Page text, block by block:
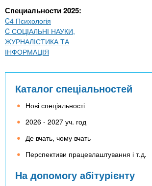
Специальности 2025:
C4 Психологія
C СОЦІАЛЬНІ НАУКИ,
ЖУРНАЛІСТИКА ТА
ІНФОРМАЦІЯ
Каталог спеціальностей
Нові спеціальності
2026 - 2027 уч. год
Де вчать, чому вчать
Перспективи працевлаштування і т.д.
На допомогу абітурієнту